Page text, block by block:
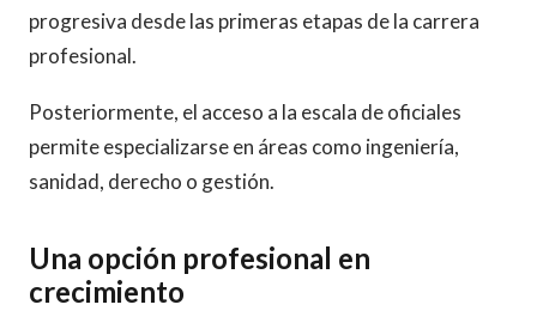
progresiva desde las primeras etapas de la carrera
profesional.
Posteriormente, el acceso a la escala de oficiales
permite especializarse en áreas como ingeniería,
sanidad, derecho o gestión.
Una opción profesional en
crecimiento